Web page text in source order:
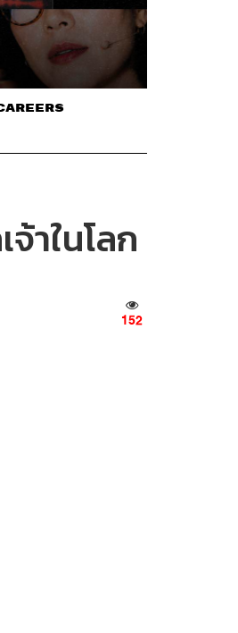
าในโลก
152